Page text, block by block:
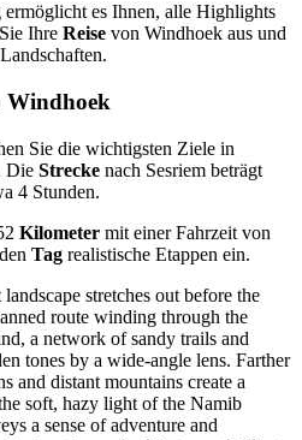
es Ihnen, alle Highlights
Ihre Reise von Windhoek aus und
Windhoek
Sie die wichtigsten Ziele in
Die Strecke nach Sesriem beträgt
4 Stunden.
Kilometer mit einer Fahrzeit von
Tag realistische Etappen ein.